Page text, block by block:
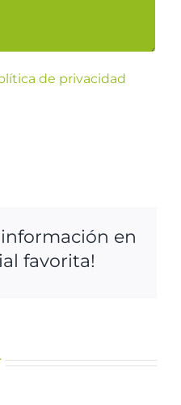
de privacidad
en
favorita!